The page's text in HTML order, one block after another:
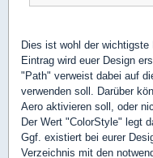
Dies ist wohl der
Eintrag wird euer Design
"Path" verweist dabei auf
verwenden soll. Darüber
Aero aktivieren soll, oder
Der Wert "ColorStyle" legt
Ggf. existiert bei eurer
Verzeichnis mit den